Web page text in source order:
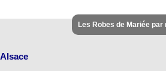
Les Robes de Mariée par
Alsace